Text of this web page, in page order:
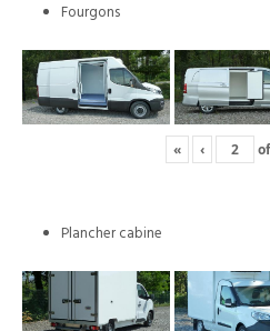
Fourgons
« ‹ of
Plancher cabine